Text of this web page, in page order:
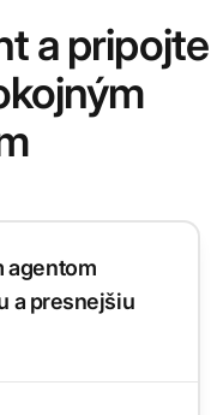
a pripojte